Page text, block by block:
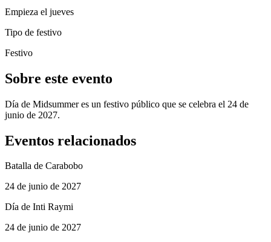
Empieza el jueves
Tipo de festivo
Festivo
Sobre este evento
Día de Midsummer es un festivo público que se celebra el 24 de
junio de 2027.
Eventos relacionados
Batalla de Carabobo
24 de junio de 2027
Día de Inti Raymi
24 de junio de 2027